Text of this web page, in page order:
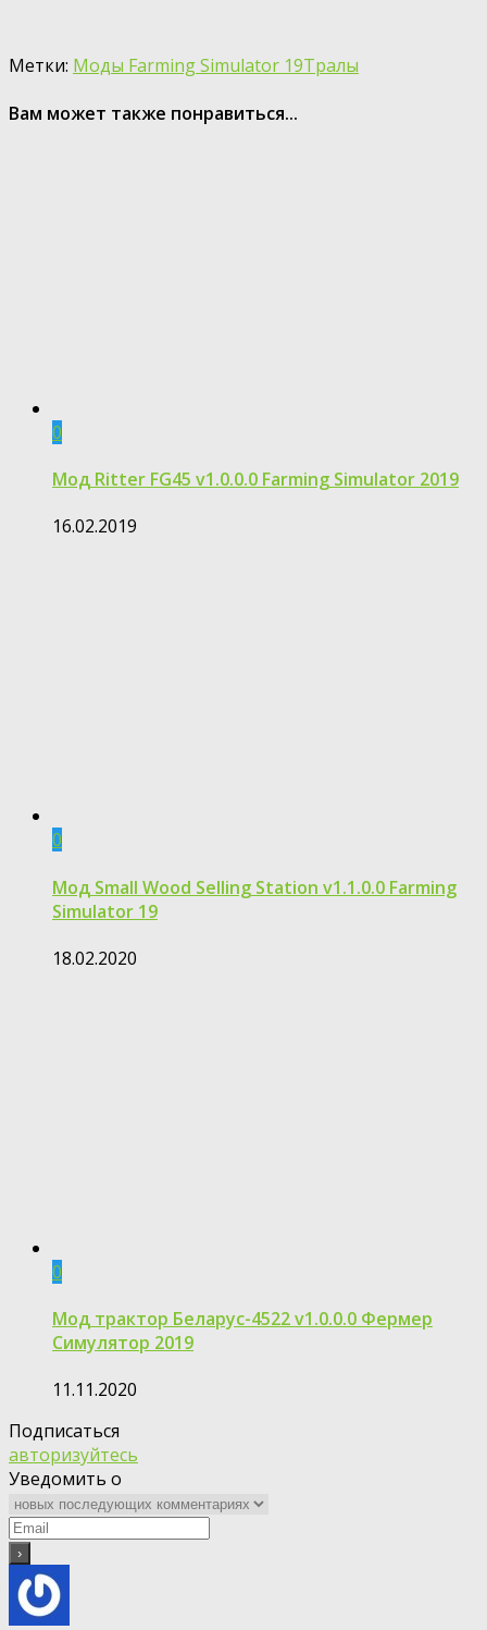
Метки: Моды Farming Simulator 19Тралы
Вам может также понравиться...
0
Мод Ritter FG45 v1.0.0.0 Farming Simulator 2019
16.02.2019
0
Мод Small Wood Selling Station v1.1.0.0 Farming
Simulator 19
18.02.2020
0
Мод трактор Беларус-4522 v1.0.0.0 Фермер
Симулятор 2019
11.11.2020
Подписаться
авторизуйтесь
Уведомить о